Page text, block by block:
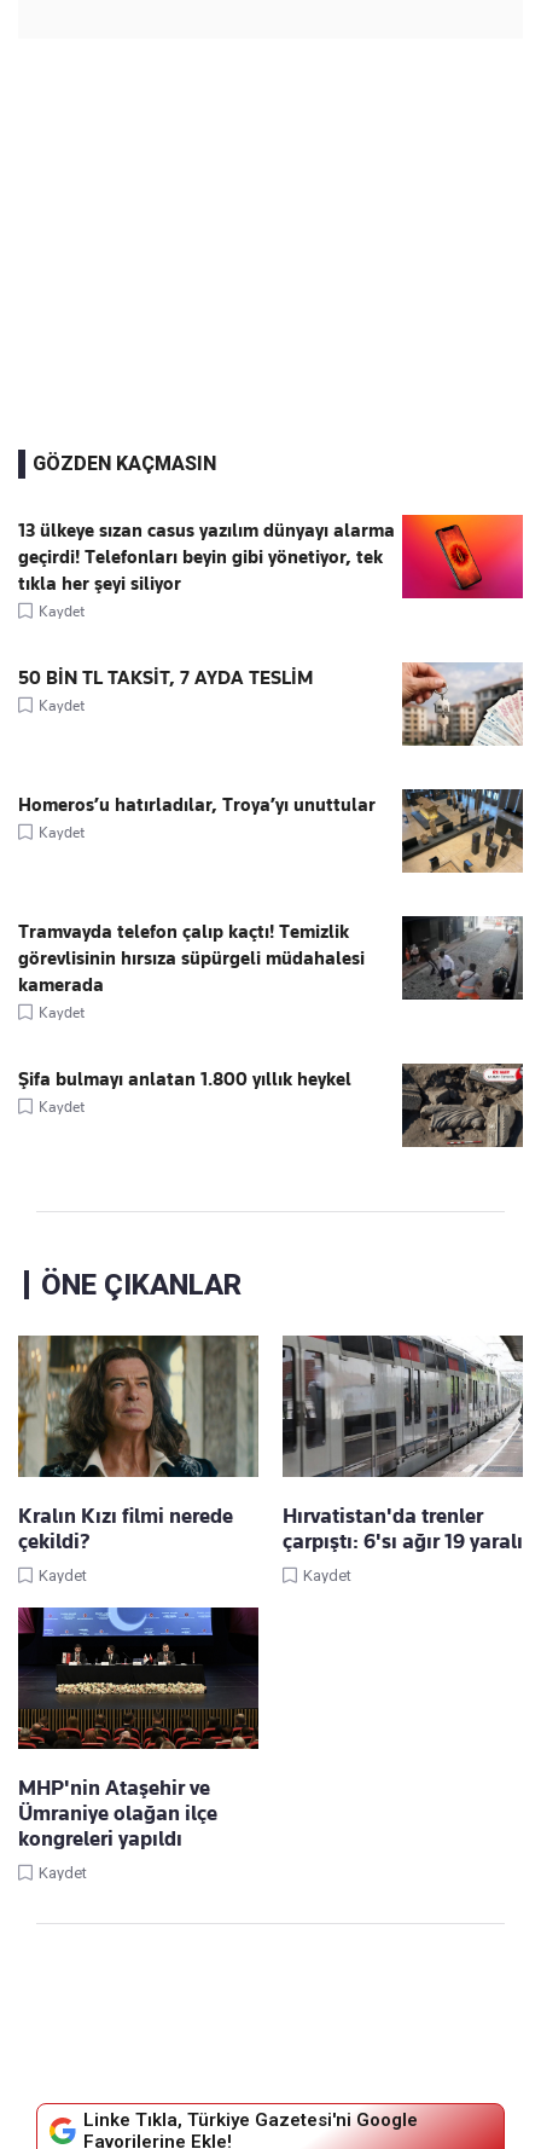
GÖZDEN KAÇMASIN
13 ülkeye sızan casus yazılım dünyayı alarma
geçirdi! Telefonları beyin gibi yönetiyor, tek
tıkla her şeyi siliyor
Kaydet
50 BİN TL TAKSİT, 7 AYDA TESLİM
Kaydet
Homeros’u hatırladılar, Troya’yı unuttular
Kaydet
Tramvayda telefon çalıp kaçtı! Temizlik
görevlisinin hırsıza süpürgeli müdahalesi
kamerada
Kaydet
Şifa bulmayı anlatan 1.800 yıllık heykel
Kaydet
ÖNE ÇIKANLAR
Kralın Kızı filmi nerede
çekildi?
Kaydet
Hırvatistan'da trenler
çarpıştı: 6'sı ağır 19 yaralı
Kaydet
MHP'nin Ataşehir ve
Ümraniye olağan ilçe
kongreleri yapıldı
Kaydet
Linke Tıkla, Türkiye Gazetesi'ni Google
Favorilerine Ekle!